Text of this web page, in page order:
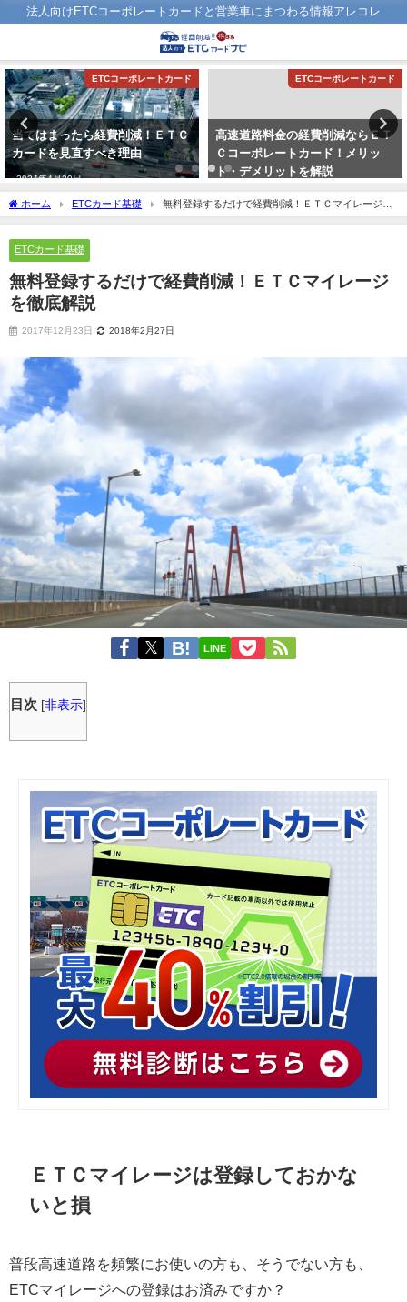
法人向けETCコーポレートカードと営業車にまつわる情報アレコレ
ETCコーポレートカード
当てはまったら経費削減！ＥＴＣ
カードを見直すべき理由
2024年4月20日
ETCコーポレートカード
高速道路料金の経費削減ならＥＴ
Ｃコーポレートカード！メリッ
ト・デメリットを解説
ホーム ETCカード基礎
無料登録するだけで経費削減！ＥＴＣマイレージを
徹底解説
ETCカード基礎
無料登録するだけで経費削減！ＥＴＣマイレージ
を徹底解説
2017年12月23日 2018年2月27日
LINE
目次 [非表示]
ＥＴＣマイレージは登録しておかな
いと損
普段高速道路を頻繁にお使いの方も、そうでない方も、
ETCマイレージへの登録はお済みですか？